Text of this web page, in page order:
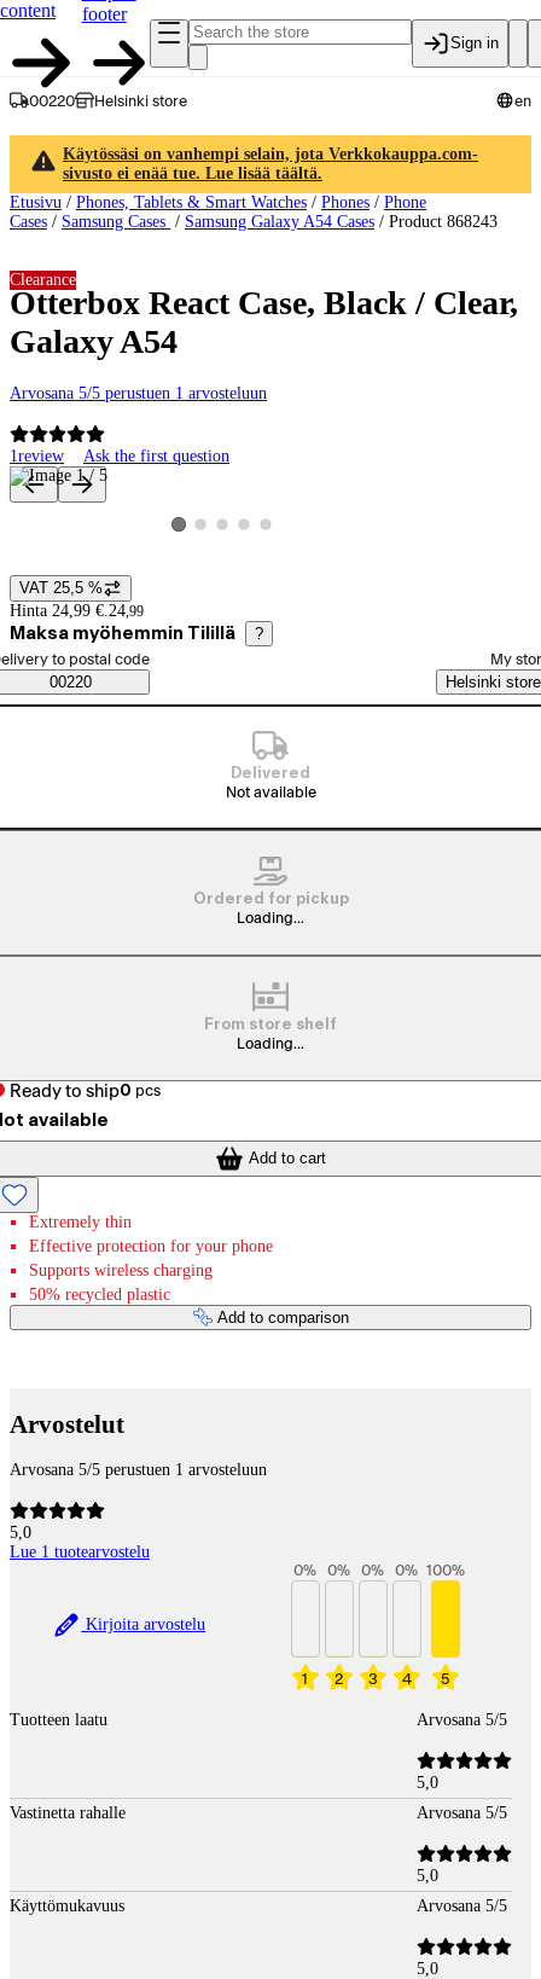
content
footer
Sign in
00220 Helsinki store en
Käytössäsi on vanhempi selain, jota Verkkokauppa.com-
sivusto ei enää tue. Lue lisää täältä.
Etusivu / Phones, Tablets & Smart Watches / Phones / Phone
Cases / Samsung Cases / Samsung Galaxy A54 Cases / Product 868243
Otterbox React Case, Black / Clear,
Galaxy A54
Arvosana 5/5 perustuen 1 arvosteluun
1review Ask the first question
Clearance
Product images and videos
View product image 1
View product image 2
View product image 3
View product image 4
View product image 5
Price details
VAT 25,5 %
Hinta 24,99 €. 24,99
Maksa myöhemmin Tilillä ?
Saatavuustiedot
order method
to postal code
00220
My
Helsinki store
Delivered
Not available
Ordered for pickup
Loading...
From store shelf
Loading...
Ready to ship0 pcs
available
Add to cart
Extremely thin
Effective protection for your phone
Supports wireless charging
50% recycled plastic
Add to comparison
Arvostelut
Arvosana 5/5 perustuen 1 arvosteluun
5,0
Lue 1 tuotearvostelu
Kirjoita arvostelu
1
0%
2
0%
3
0%
4
0%
5
100%
Tuotteen laatu Arvosana 5/5
5,0
Vastinetta rahalle
Arvosana 5/5
5,0
Käyttömukavuus
Arvosana 5/5
5,0